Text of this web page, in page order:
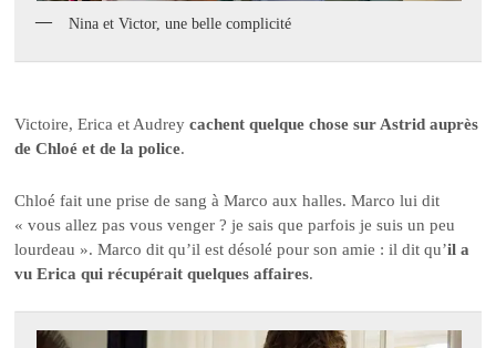
Nina et Victor, une belle complicité
Victoire, Erica et Audreycachent quelque chose sur Astrid auprès
de Chloé et de la police.
Chloé fait une prise de sang à Marco aux halles. Marco lui dit
« vous allez pas vous venger ? je sais que parfois je suis un peu
lourdeau ». Marco dit qu’il est désolé pour son amie : il dit qu’il a
vu Erica qui récupérait quelques affaires.